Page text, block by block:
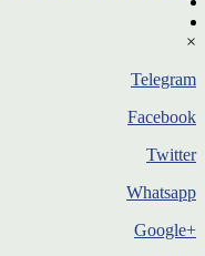
×
Telegram
Facebook
Twitter
Whatsapp
+Google